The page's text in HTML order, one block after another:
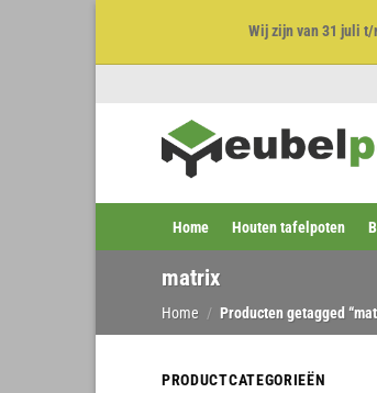
Wij zijn van 31 juli
Home Houten tafelpoten
matrix
Home / Producten getagged
PRODUCTCATEGORIEËN